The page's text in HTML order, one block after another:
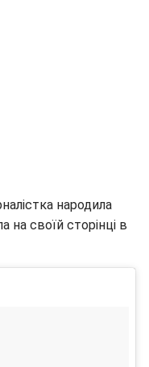
народила
на своїй сторінці в